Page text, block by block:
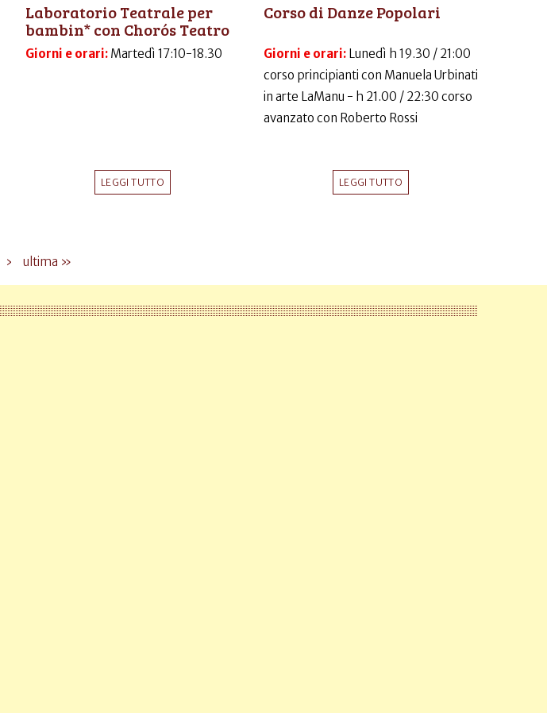
Laboratorio Teatrale per
bambin* con Chorós Teatro
Giorni e orari: Martedì 17:10-18.30
LEGGI TUTTO
Corso di Danze Popolari
Giorni e orari: Lunedì h 19.30 / 21:00
corso principianti con Manuela Urbinati
in arte LaManu - h 21.00 / 22:30 corso
avanzato con Roberto Rossi
LEGGI TUTTO
› ultima »